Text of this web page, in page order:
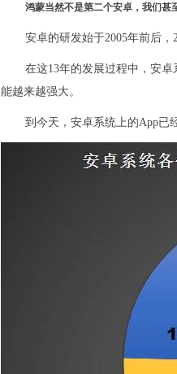
鸿蒙当然不是第二个安卓，我们甚
安卓的研发始于2005年前后
在这13年的发展过程中，安
能越来越强大。
到今天，安卓系统上的App已